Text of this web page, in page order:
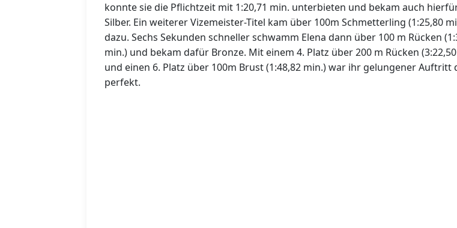
konnte sie die Pflichtzeit mit 1:20,71 min. unterbieten und bekam auch
Silber. Ein weiterer Vizemeister-Titel kam über 100m Schmetterling (1:25,80
dazu. Sechs Sekunden schneller schwamm Elena dann über 100 m Rücken
min.) und bekam dafür Bronze. Mit einem 4. Platz über 200 m Rücken
und einen 6. Platz über 100m Brust (1:48,82 min.) war ihr gelungener Auftritt
perfekt.